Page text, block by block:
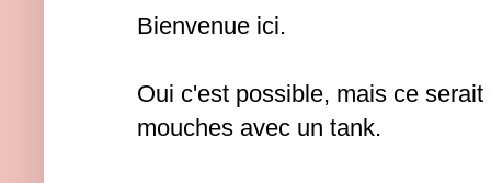
Bienvenue ici.
Oui c'est possible, mais ce
mouches avec un tank.